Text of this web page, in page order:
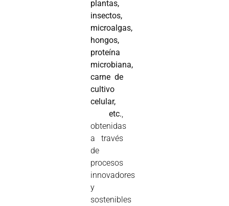
plantas,
insectos,
microalgas,
hongos,
proteína
microbiana,
carne de
cultivo
celular,
etc.,
obtenidas
a través
de
procesos
innovadores
y
sostenibles